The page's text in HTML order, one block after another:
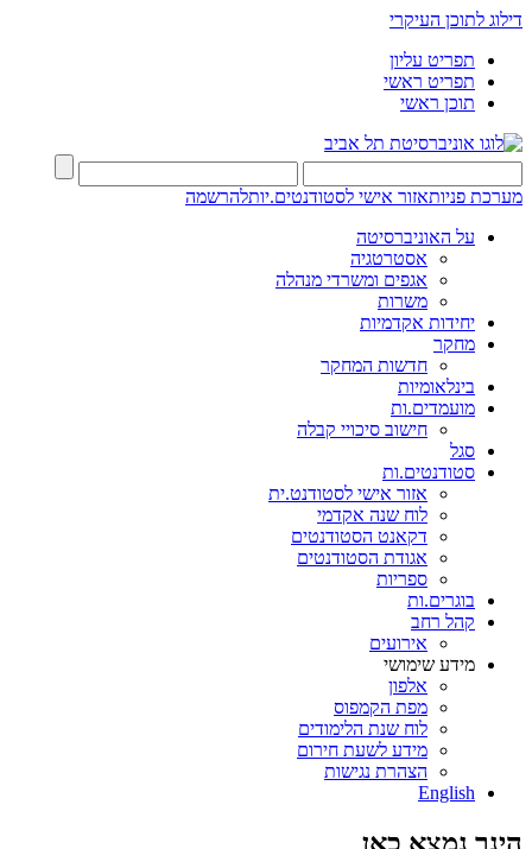
דילוג לתוכן העיקרי
תפריט עליון
תפריט ראשי
תוכן ראשי
מערכת פניותאזור אישי לסטודנטים.יותלהרשמה
על האוניברסיטה
אסטרטגיה
אגפים ומשרדי מנהלה
משרות
יחידות אקדמיות
מחקר
חדשות המחקר
בינלאומיות
מועמדים.ות
חישוב סיכויי קבלה
סגל
סטודנטים.ות
אזור אישי לסטודנט.ית
לוח שנה אקדמי
דקאנט הסטודנטים
אגודת הסטודנטים
ספריות
בוגרים.ות
קהל רחב
אירועים
מידע שימושי
אלפון
מפת הקמפוס
לוח שנת הלימודים
מידע לשעת חירום
הצהרת נגישות
English